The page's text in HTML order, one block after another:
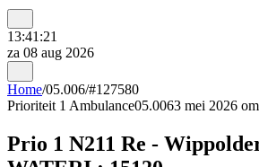
13:41:21
za 08 aug 2026
Home/05.006/#127580
Prioriteit 1 Ambulance05.0063 mei 2026
Prio 1 N211 Re -